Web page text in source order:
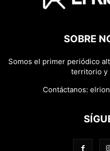
SOBRE
Somos el primer periódico
territorio y
Contáctanos: